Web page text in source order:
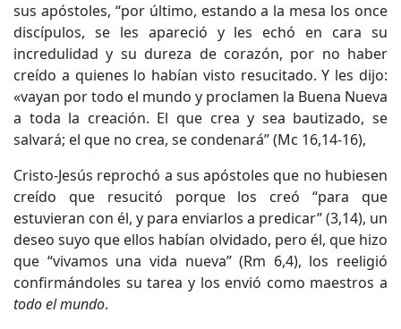
sus apóstoles, “por último, estando a la mesa los once
discípulos, se les apareció y les echó en cara su
incredulidad y su dureza de corazón, por no haber
creído a quienes lo habían visto resucitado. Y les dijo:
«vayan por todo el mundo y proclamen la Buena Nueva
a toda la creación. El que crea y sea bautizado, se
salvará; el que no crea, se condenará” (Mc 16,14-16),
Cristo-Jesús reprochó a sus apóstoles que no hubiesen
creído que resucitó porque los creó “para que
estuvieran con él, y para enviarlos a predicar” (3,14), un
deseo suyo que ellos habían olvidado, pero él, que hizo
que “vivamos una vida nueva” (Rm 6,4), los reeligió
confirmándoles su tarea y los envió como maestros a
todoel mundo.